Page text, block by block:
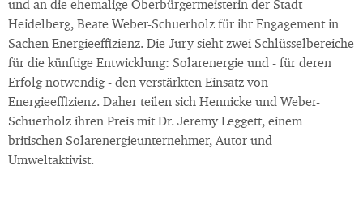
und an die ehemalige Oberbürgermeisterin der Stadt
Heidelberg, Beate Weber-Schuerholz für ihr Engagement in
Sachen Energieeffizienz. Die Jury sieht zwei Schlüsselbereiche
für die künftige Entwicklung: Solarenergie und - für deren
Erfolg notwendig - den verstärkten Einsatz von
Energieeffizienz. Daher teilen sich Hennicke und Weber-
Schuerholz ihren Preis mit Dr. Jeremy Leggett, einem
britischen Solarenergieunternehmer, Autor und
Umweltaktivist.